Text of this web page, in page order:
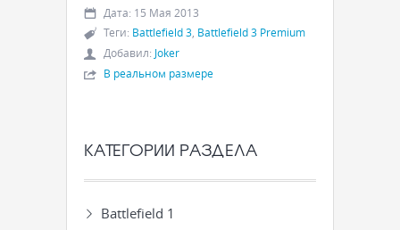
Дата: 15 Мая 2013
Теги: Battlefield 3, Battlefield 3 Premium
Добавил: Joker
В реальном размере
КАТЕГОРИИ РАЗДЕЛА
Battlefield 1